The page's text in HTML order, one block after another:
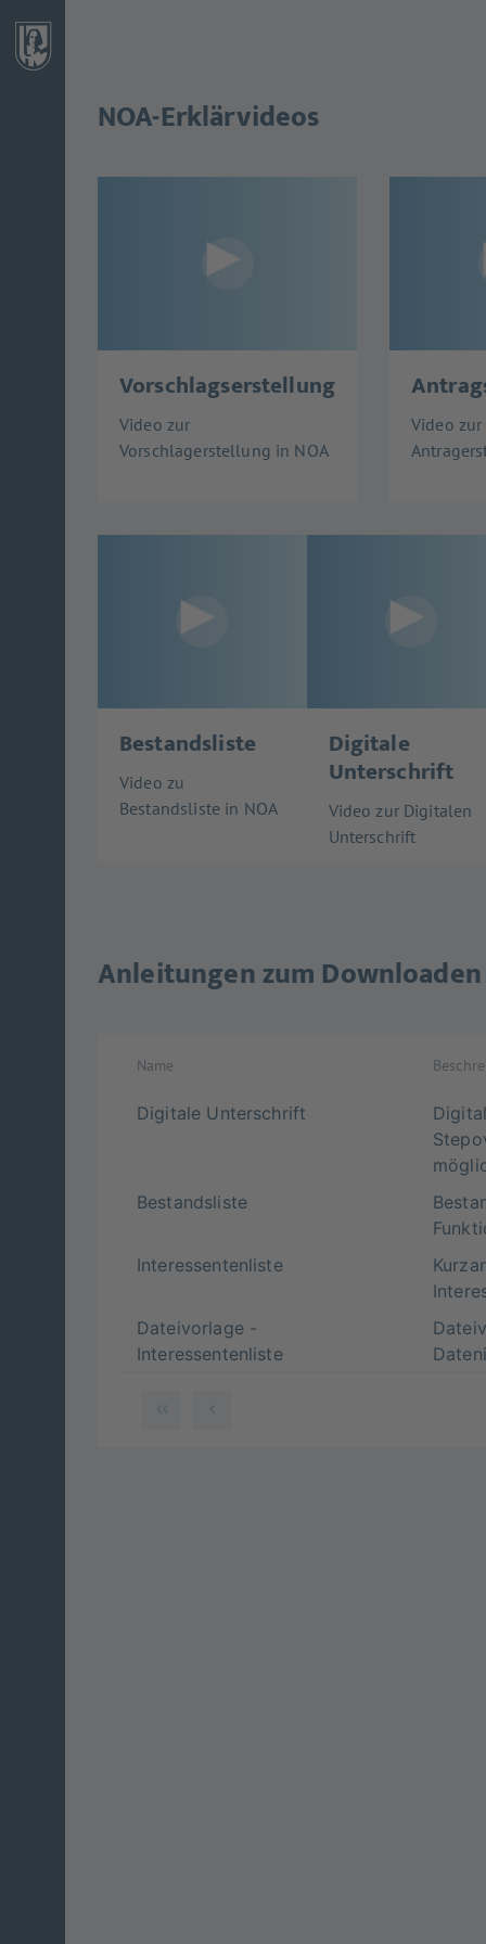
NOA-Erklärvideos
Vorschlagserstellung
Video zur
Vorschlagerstellung in NOA
Video zur
Bestandsliste
Video zu
Bestandsliste in NOA
Digitale
Unterschrift
Video zur Digitalen
Unterschrift
Anleitungen zum Downloaden
Name
Digitale Unterschrift
Bestandsliste
Interessentenliste
Dateivorlage -
Interessentenliste